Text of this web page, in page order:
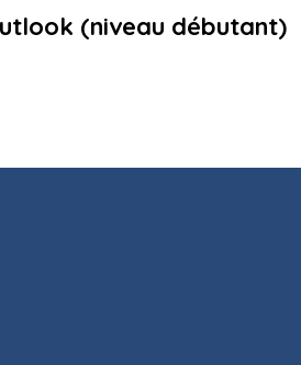
(niveau débutant)